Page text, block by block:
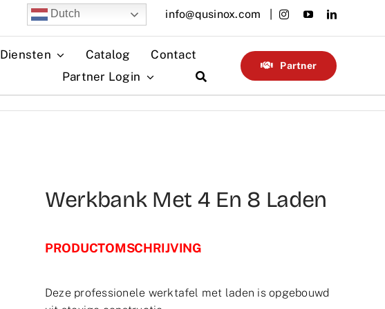
Dutch info@qusinox.com |
Diensten Catalog
Contact
Partner Login
Partner
Werkbank Met 4 En 8 Laden
PRODUCTOMSCHRIJVING
Deze professionele werktafel met laden is opgebouwd